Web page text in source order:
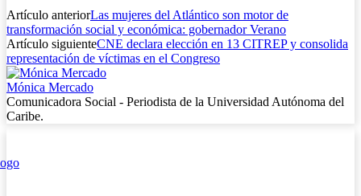
Artículo anteriorLas mujeres del Atlántico son motor de
transformación social y económica: gobernador Verano
Artículo siguienteCNE declara elección en 13 CITREP y consolida
representación de víctimas en el Congreso
Mónica Mercado
Comunicadora Social - Periodista de la Universidad Autónoma del
Caribe.